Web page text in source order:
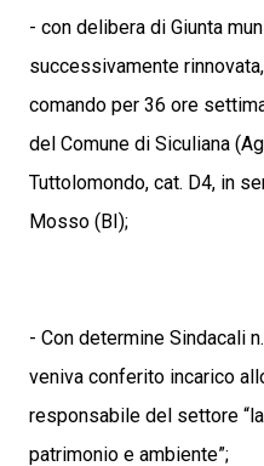
- con delibera di Giunta
successivamente
comando per 36 ore
del Comune di Siculiana
Tuttolomondo, cat. D4, in
Mosso (BI);
- Con determine Sindacali
veniva conferito incarico
responsabile del settore
patrimonio e ambiente”;